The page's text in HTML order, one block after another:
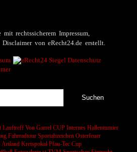
mit rechtssicherem Impressum,
von eRecht24.de erstellt.
Lauftreff Von Garrel CUP Internes Hallenturnier
Fahrradtour Sportabzeichen Osterfeuer
Artland Kreispokal Pfau-Tec Cup